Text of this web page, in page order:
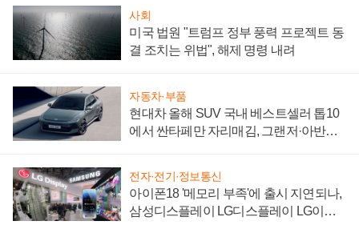
사회
미국 법원 "트럼프 정부 풍력 프로젝트 동
결 조치는 위법", 해제 명령 내려
자동차·부품
현대차 올해 SUV 국내 베스트셀러 톱10
에서 싼타페만 자리매김, 그랜저·아반떼
전자·전기·정보통신
아이폰18 '메모리 부족'에 출시 지연되나,
삼성디스플레이 LG디스플레이 LG이노